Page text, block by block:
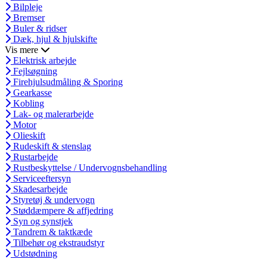
Bilpleje
Bremser
Buler & ridser
Dæk, hjul & hjulskifte
Vis mere
Elektrisk arbejde
Fejlsøgning
Firehjulsudmåling & Sporing
Gearkasse
Kobling
Lak- og malerarbejde
Motor
Olieskift
Rudeskift & stenslag
Rustarbejde
Rustbeskyttelse / Undervognsbehandling
Serviceeftersyn
Skadesarbejde
Styretøj & undervogn
Støddæmpere & affjedring
Syn og synstjek
Tandrem & taktkæde
Tilbehør og ekstraudstyr
Udstødning